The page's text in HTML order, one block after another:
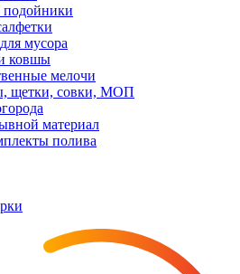
подойники
мусора
ковшы
мелочи
щетки, совки, МОП
материал
полива